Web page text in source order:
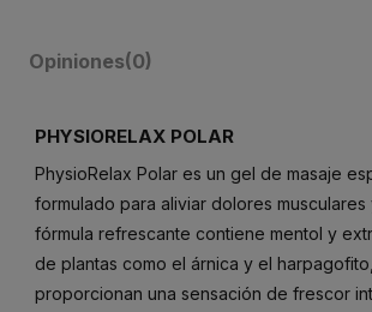
Opiniones(0)
PHYSIORELAX POLAR
PhysioRelax Polar es un gel de masaje
formulado para aliviar dolores musculares
fórmula refrescante contiene mentol y
de plantas como el árnica y el
proporcionan una sensación de frescor